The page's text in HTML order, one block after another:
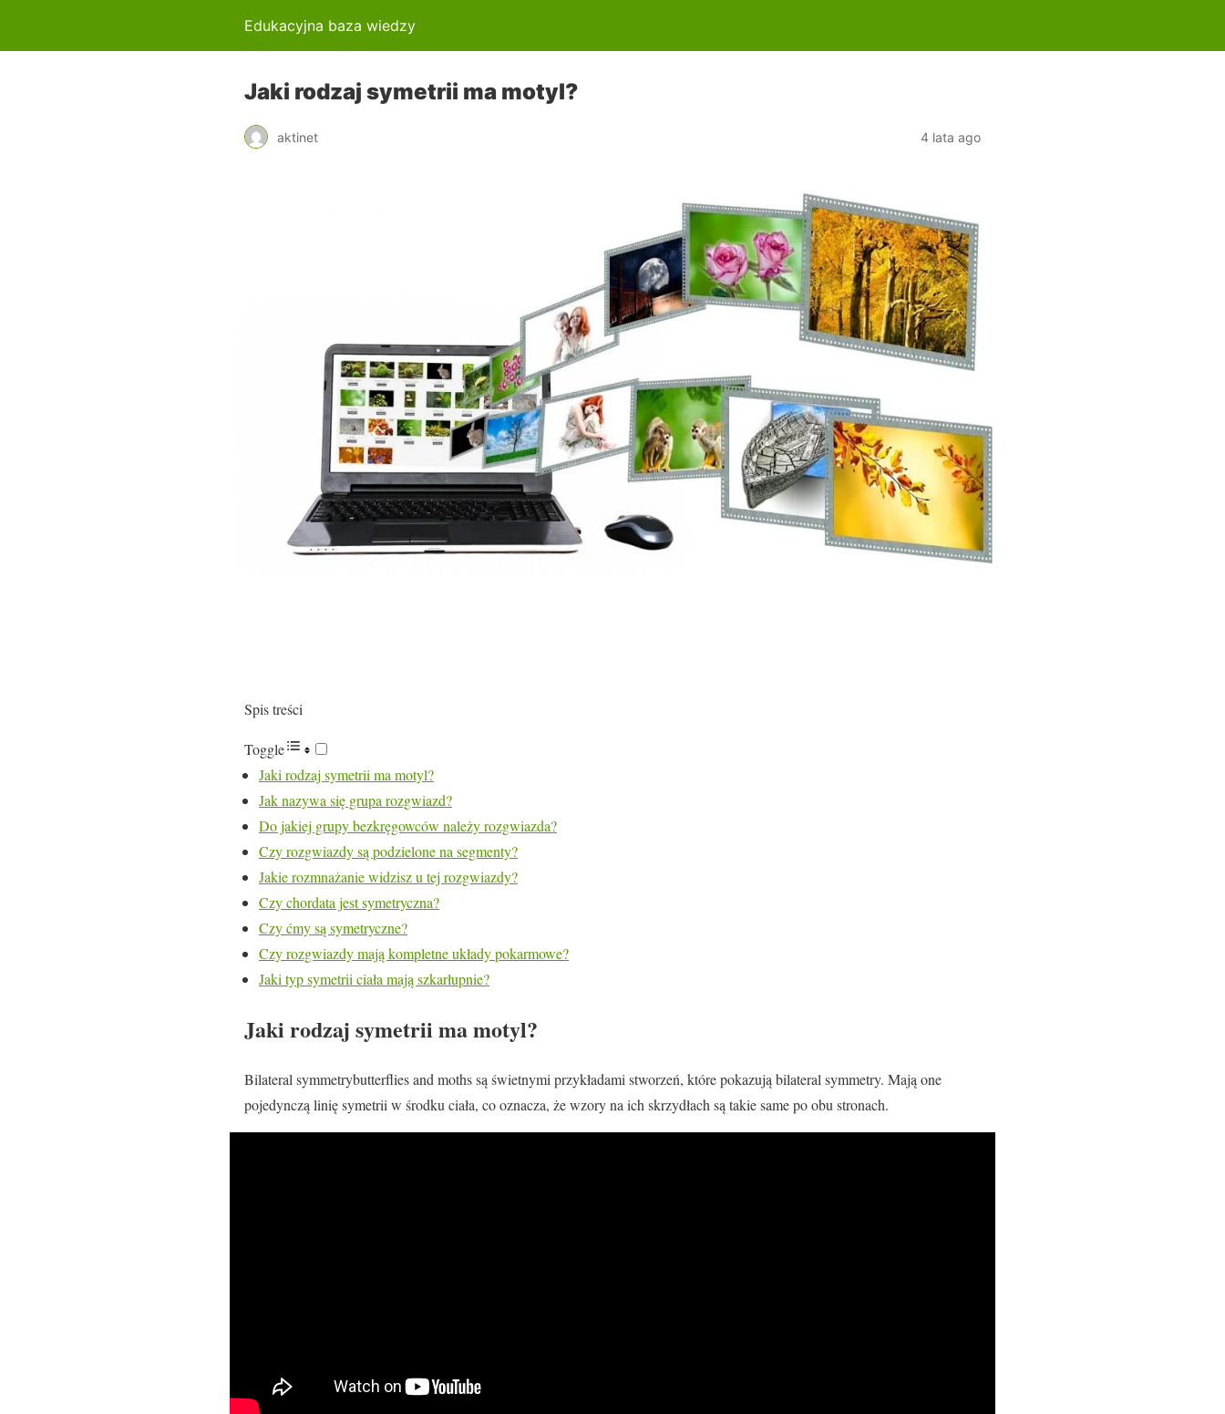
Edukacyjna baza wiedzy
Jaki rodzaj symetrii ma motyl?
aktinet 4 lata ago
Spis treści
Toggle
Jaki rodzaj symetrii ma motyl?
Jak nazywa się grupa rozgwiazd?
Do jakiej grupy bezkręgowców należy rozgwiazda?
Czy rozgwiazdy są podzielone na segmenty?
Jakie rozmnażanie widzisz u tej rozgwiazdy?
Czy chordata jest symetryczna?
Czy ćmy są symetryczne?
Czy rozgwiazdy mają kompletne układy pokarmowe?
Jaki typ symetrii ciała mają szkarłupnie?
Jaki rodzaj symetrii ma motyl?
Bilateral symmetrybutterflies and moths są świetnymi przykładami stworzeń, które pokazują bilateral symmetry. Mają one
pojedynczą linię symetrii w środku ciała, co oznacza, że wzory na ich skrzydłach są takie same po obu stronach.